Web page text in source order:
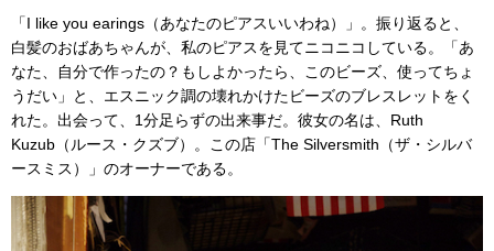
「I like you earings（あなたのピアスいいわね）」。振り返ると、
白髪のおばあちゃんが、私のピアスを見てニコニコしている。「あ
なた、自分で作ったの？もしよかったら、このビーズ、使ってちょ
うだい」と、エスニック調の壊れかけたビーズのブレスレットをく
れた。出会って、1分足らずの出来事だ。彼女の名は、Ruth
Kuzub（ルース・クズブ）。この店「The Silversmith（ザ・シルバ
ースミス）」のオーナーである。